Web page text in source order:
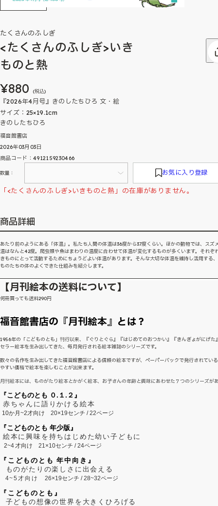
たくさんのふしぎ
<たくさんのふしぎ>いき
ものと熱
¥880 (税込)
『2026年4月号』きのしたちひろ 文・絵
サイズ：25×19.1cm
きのしたちひろ
福音館書店
2026年03月03日
商品コード：4912159230466
数量： お気に入り登録
「<たくさんのふしぎ>いきものと熱」の在庫がありません。
商品詳細
あたり前のようにある「体温」。私たち人間の体温は36度から37度くらい。ほかの動物では、スズ
温はなんと42度。爬虫類や魚はまわりの温度に合わせて体温が変化するものが多くいます。それぞ
きものにとって活動するためにちょうどよい体温があります。そんな大切な体温を維持し活用する
ものたちの体のよくできた仕組みを紹介します。
【月刊絵本の送料について】
何冊買っても送料290円
福音館書店の『月刊絵本』とは？
1956年の「こどものとも」刊行以来、『ぐりとぐら』『はじめてのおつかい』『きんぎょがにげた
セラー絵本を生み出してきた、毎月発行される絵本雑誌のシリーズです。
数々の名作を生み出してきた福音館書店による信頼の絵本ですが、ペーパーバックで発行されてい
やすい価格で絵本を楽しむことが出来ます。
月刊絵本には、ものがたり絵本とかがく絵本、お子さんの年齢と興味にあわせた７つのシリーズが
『こどものとも ０.１.２』
赤ちゃんに語りかける絵本
10か月~2才向け 20×19センチ / 22ページ
『こどものとも 年少版』
絵本に興味を持ちはじめた幼い子どもに
2~4 才向け 21×10センチ / 24ページ
『こどものとも 年中向き』
ものがたりの楽しさに出会える
4~5才向け26×19センチ / 28~32ページ
『こどものとも』
子どもの想像の世界を大きくひろげる